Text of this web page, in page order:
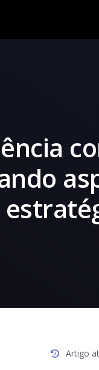
Artigo